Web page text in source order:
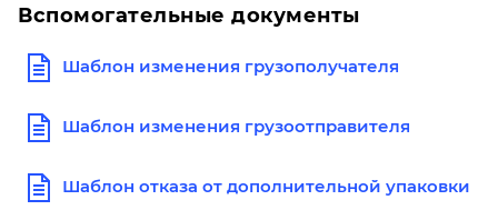
Вспомогательные документы
Шаблон изменения грузополучателя
Шаблон изменения грузоотправителя
Шаблон отказа от дополнительной упаковки